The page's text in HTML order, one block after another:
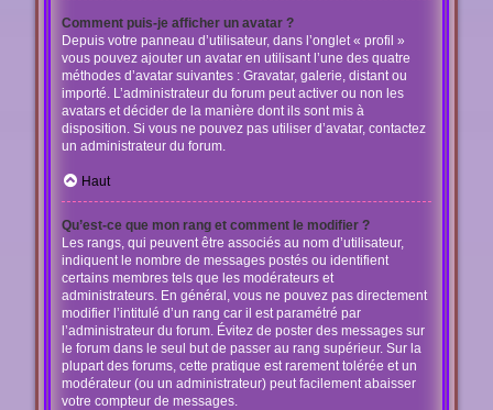
Comment puis-je afficher un avatar ?
Depuis votre panneau d’utilisateur, dans l’onglet « profil »
vous pouvez ajouter un avatar en utilisant l’une des quatre
méthodes d’avatar suivantes : Gravatar, galerie, distant ou
importé. L’administrateur du forum peut activer ou non les
avatars et décider de la manière dont ils sont mis à
disposition. Si vous ne pouvez pas utiliser d’avatar, contactez
un administrateur du forum.
Haut
Qu’est-ce que mon rang et comment le modifier ?
Les rangs, qui peuvent être associés au nom d’utilisateur,
indiquent le nombre de messages postés ou identifient
certains membres tels que les modérateurs et
administrateurs. En général, vous ne pouvez pas directement
modifier l’intitulé d’un rang car il est paramétré par
l’administrateur du forum. Évitez de poster des messages sur
le forum dans le seul but de passer au rang supérieur. Sur la
plupart des forums, cette pratique est rarement tolérée et un
modérateur (ou un administrateur) peut facilement abaisser
votre compteur de messages.